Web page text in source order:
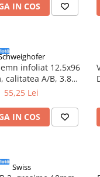
IN COS
infoliat 12.5x96
calitatea A/B, 3.84
Schweighofe
55,25 Lei
IN COS
Swiss